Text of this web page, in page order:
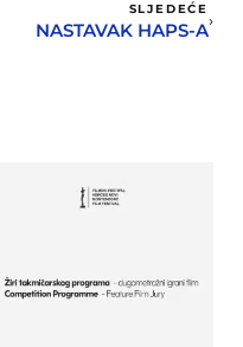
SLJEDEĆE
NASTAVAK HAPS-A